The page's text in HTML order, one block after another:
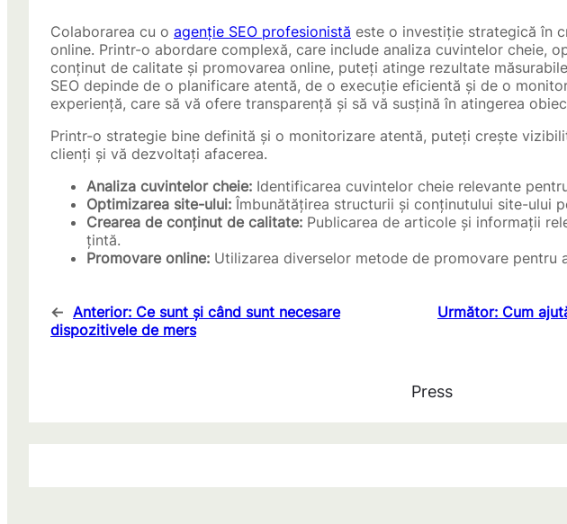
Colaborarea cu o agenție SEO profesionistă este o investiție strategică în
online. Printr-o abordare complexă, care include analiza cuvintelor cheie,
conținut de calitate și promovarea online, puteți atinge rezultate
SEO depinde de o planificare atentă, de o execuție eficientă și de o
experiență, care să vă ofere transparență și să vă susțină în atingerea
Printr-o strategie bine definită și o monitorizare atentă, puteți crește
clienți și vă dezvoltați afacerea.
Analiza cuvintelor cheie: Identificarea cuvintelor cheie relevante
Optimizarea site-ului: Îmbunătățirea structurii și conținutului site-ului
Crearea de conținut de calitate: Publicarea de articole și informații
țintă.
Promovare online: Utilizarea diverselor metode de promovare pentru
← Anterior: Ce sunt și când sunt necesare
dispozitivele de mers
Următor: Cum
Press